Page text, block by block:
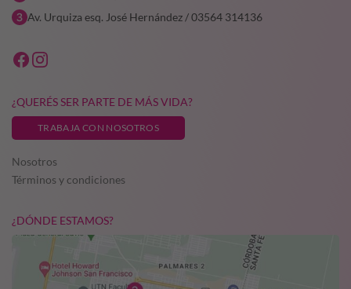
Av. Urquiza esq. José Hernández / 03564 314136
¿QUERÉS SER PARTE DE MÁS VIDA?
TRABAJA CON NOSOTROS
Nosotros
Términos y condiciones
¿DÓNDE ESTAMOS?